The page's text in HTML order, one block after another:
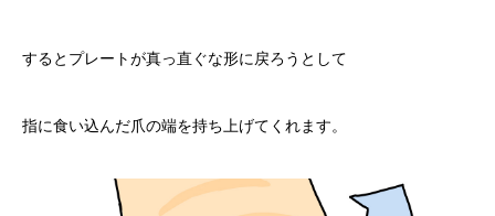
するとプレートが真っ直ぐな形に戻ろうとして
指に食い込んだ爪の端を持ち上げてくれます。